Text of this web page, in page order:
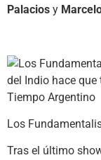
Palacios y
Los
Tras el último